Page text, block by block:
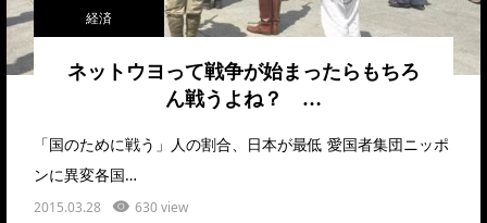
経済
ネットウヨって戦争が始まったらもちろ
ん戦うよね？ …
「国のために戦う」人の割合、日本が最低 愛国者集団ニッポ
ンに異変各国…
2015.03.28 630 view